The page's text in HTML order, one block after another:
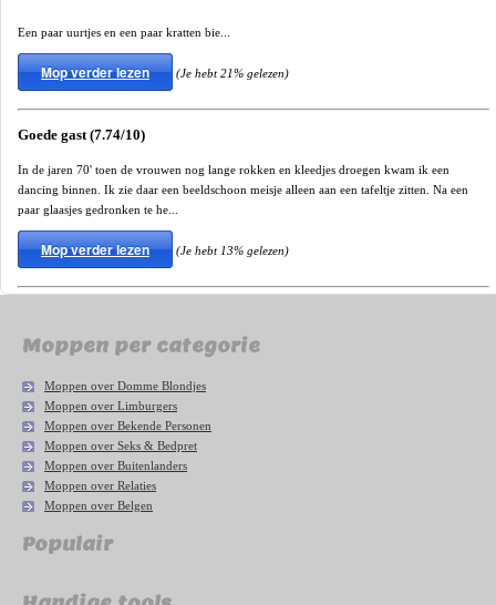
Een paar uurtjes en een paar kratten bie...
Mop verder lezen (Je hebt 21% gelezen)
Goede gast (7.74/10)
In de jaren 70' toen de vrouwen nog lange rokken en kleedjes droegen kwam ik een
dancing binnen. Ik zie daar een beeldschoon meisje alleen aan een tafeltje zitten. Na een
paar glaasjes gedronken te he...
Mop verder lezen (Je hebt 13% gelezen)
Moppen per categorie
Moppen over Domme Blondjes
Moppen over Limburgers
Moppen over Bekende Personen
Moppen over Seks & Bedpret
Moppen over Buitenlanders
Moppen over Relaties
Moppen over Belgen
Populair